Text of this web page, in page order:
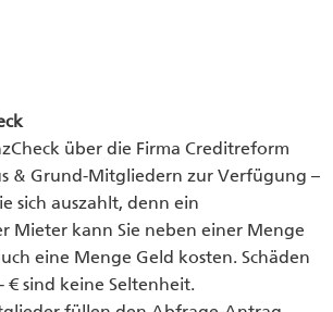
über die Firma Creditreform
& Grund-Mitgliedern zur Verfügung –
sich auszahlt, denn ein
Mieter kann Sie neben einer Menge
eine Menge Geld kosten. Schäden
€ sind keine Seltenheit.